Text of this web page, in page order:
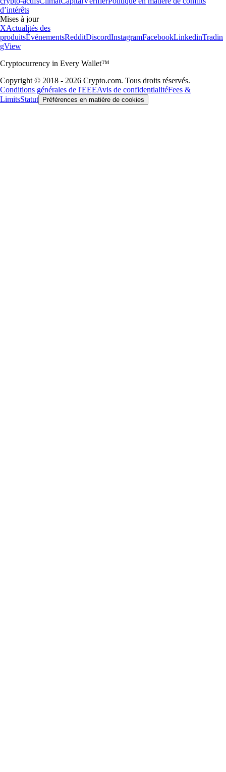
d’intérêts
Mises à jour
XActualités des
produitsÉvénementsRedditDiscordInstagramFacebookLinkedinTradin
gView
Cryptocurrency in Every Wallet™
Copyright © 2018 - 2026 Crypto.com. Tous droits réservés.
Conditions générales de l'EEEAvis de confidentialitéFees &
LimitsStatut Préférences en matière de cookies